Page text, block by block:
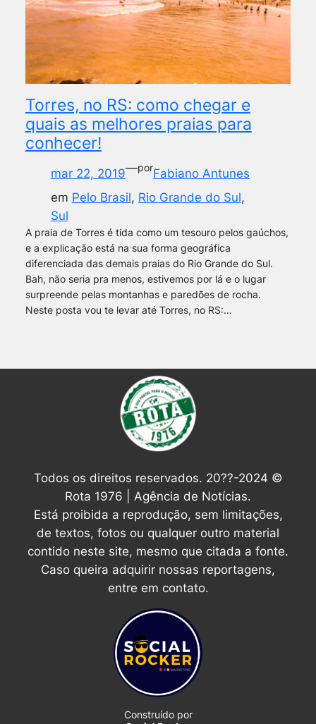
Torres, no RS: como chegar e
quais as melhores praias para
conhecer!
mar 22, 2019—porFabiano Antunes
em Pelo Brasil, Rio Grande do Sul
Sul
A praia de Torres é tida como um tesouro pelos gaúchos,
e a explicação está na sua forma geográfica
diferenciada das demais praias do Rio Grande do Sul.
Bah, não seria pra menos, estivemos por lá e o lugar
surpreende pelas montanhas e paredões de rocha.
Neste posta vou te levar até Torres, no RS:…
Todos os direitos reservados. 20??-2024 ©
Rota 1976 | Agência de Notícias.
Está proibida a reprodução, sem limitações,
de textos, fotos ou qualquer outro material
contido neste site, mesmo que citada a fonte.
Caso queira adquirir nossas reportagens,
entre em contato.
Construído por